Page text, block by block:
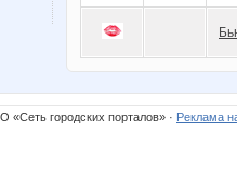
городских порталов» · Реклама